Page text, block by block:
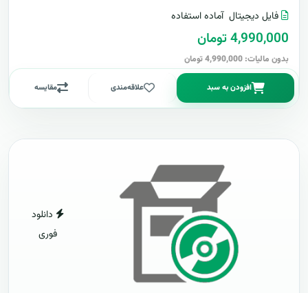
فایل دیجیتال آماده استفاده
4,990,000 تومان
بدون مالیات: 4,990,000 تومان
افزودن به سبد علاقه‌مندی مقایسه
دانلود
فوری